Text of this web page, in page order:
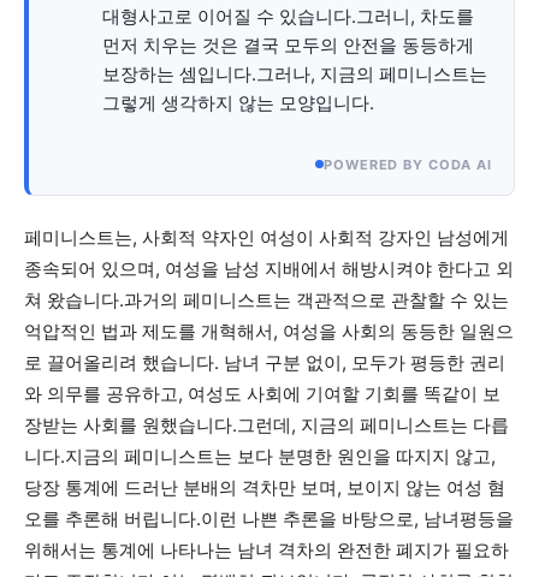
대형사고로 이어질 수 있습니다.그러니, 차도를
먼저 치우는 것은 결국 모두의 안전을 동등하게
보장하는 셈입니다.그러나, 지금의 페미니스트는
그렇게 생각하지 않는 모양입니다.
POWERED BY CODA AI
페미니스트는, 사회적 약자인 여성이 사회적 강자인 남성에게
종속되어 있으며, 여성을 남성 지배에서 해방시켜야 한다고 외
쳐 왔습니다.과거의 페미니스트는 객관적으로 관찰할 수 있는
억압적인 법과 제도를 개혁해서, 여성을 사회의 동등한 일원으
로 끌어올리려 했습니다. 남녀 구분 없이, 모두가 평등한 권리
와 의무를 공유하고, 여성도 사회에 기여할 기회를 똑같이 보
장받는 사회를 원했습니다.그런데, 지금의 페미니스트는 다릅
니다.지금의 페미니스트는 보다 분명한 원인을 따지지 않고,
당장 통계에 드러난 분배의 격차만 보며, 보이지 않는 여성 혐
오를 추론해 버립니다.이런 나쁜 추론을 바탕으로, 남녀평등을
위해서는 통계에 나타나는 남녀 격차의 완전한 폐지가 필요하